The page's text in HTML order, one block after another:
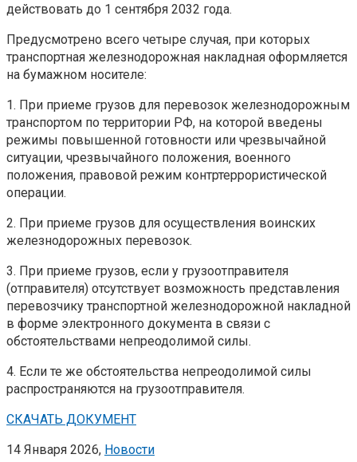
действовать до 1 сентября 2032 года.
Предусмотрено всего четыре случая, при которых
транспортная железнодорожная накладная оформляется
на бумажном носителе:
1. При приеме грузов для перевозок железнодорожным
транспортом по территории РФ, на которой введены
режимы повышенной готовности или чрезвычайной
ситуации, чрезвычайного положения, военного
положения, правовой режим контртеррористической
операции.
2. При приеме грузов для осуществления воинских
железнодорожных перевозок.
3. При приеме грузов, если у грузоотправителя
(отправителя) отсутствует возможность представления
перевозчику транспортной железнодорожной накладной
в форме электронного документа в связи с
обстоятельствами непреодолимой силы.
4. Если те же обстоятельства непреодолимой силы
распространяются на грузоотправителя.
СКАЧАТЬ ДОКУМЕНТ
14 Января 2026, Новости